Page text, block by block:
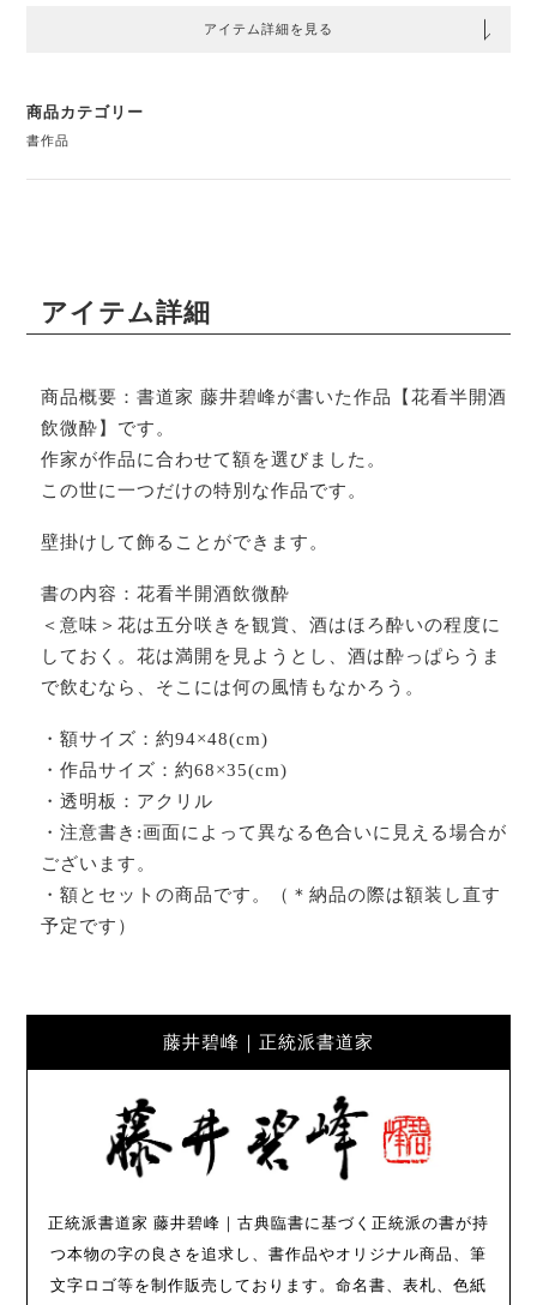
アイテム詳細を見る
商品カテゴリー
書作品
アイテム詳細
商品概要：書道家 藤井碧峰が書いた作品【花看半開酒
飲微酔】です。
作家が作品に合わせて額を選びました。
この世に一つだけの特別な作品です。
壁掛けして飾ることができます。
書の内容：花看半開酒飲微酔
＜意味＞花は五分咲きを観賞、酒はほろ酔いの程度に
しておく。花は満開を見ようとし、酒は酔っぱらうま
で飲むなら、そこには何の風情もなかろう。
・額サイズ：約94×48(cm)
・作品サイズ：約68×35(cm)
・透明板：アクリル
・注意書き:画面によって異なる色合いに見える場合が
ございます。
・額とセットの商品です。（＊納品の際は額装し直す
予定です）
藤井碧峰｜正統派書道家
正統派書道家 藤井碧峰｜古典臨書に基づく正統派の書が持
つ本物の字の良さを追求し、書作品やオリジナル商品、筆
文字ロゴ等を制作販売しております。命名書、表札、色紙